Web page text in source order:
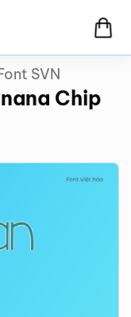
SVN
Chip